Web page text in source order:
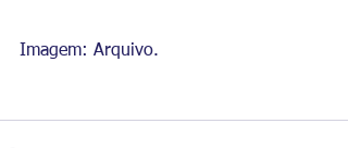
Imagem: Arquivo.